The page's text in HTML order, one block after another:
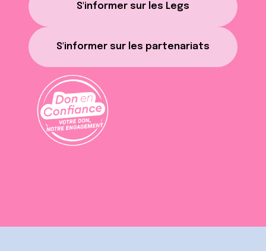
S'informer sur les Legs
S'informer sur les partenariats